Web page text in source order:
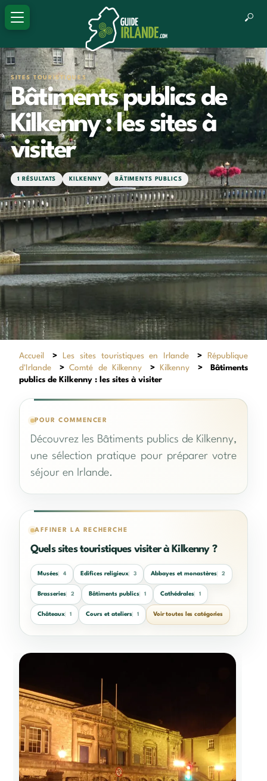
SITES TOURISTIQUES
Bâtiments publics de
Kilkenny : les sites à
visiter
1 RÉSULTATS KILKENNY BÂTIMENTS PUBLICS
Accueil > Les sites touristiques en Irlande >
République
d'Irlande
> Comté de Kilkenny > Kilkenny >
Bâtiments
publics de Kilkenny : les sites à visiter
POUR COMMENCER
Découvrez les Bâtiments publics de Kilkenny,
une sélection pratique pour préparer votre
séjour en Irlande.
AFFINER LA RECHERCHE
Quels sites touristiques visiter à Kilkenny ?
Musées 4 Edifices religieux 3 Abbayes et monastères 2
Brasseries 2 Bâtiments publics 1 Cathédrales 1
Châteaux 1 Cours et ateliers 1 Voir toutes les catégories